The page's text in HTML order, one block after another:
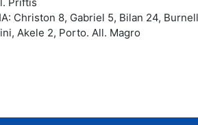
Christon 8, Gabriel 5, Bilan 24,
Akele 2, Porto. All. Magro